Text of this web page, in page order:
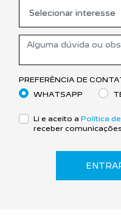
PREFERÊNCIA DE
WHATSAPP
Li e aceito a Política
receber